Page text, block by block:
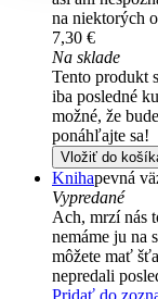
na niektorých
7,30 €
Na sklade
Tento produkt
iba posledné
možné, že
ponáhľajte sa!
Vložiť do
Knihapevná
Vypredané
Ach, mrzí nás
nemáme ju na
môžete mať
nepredali